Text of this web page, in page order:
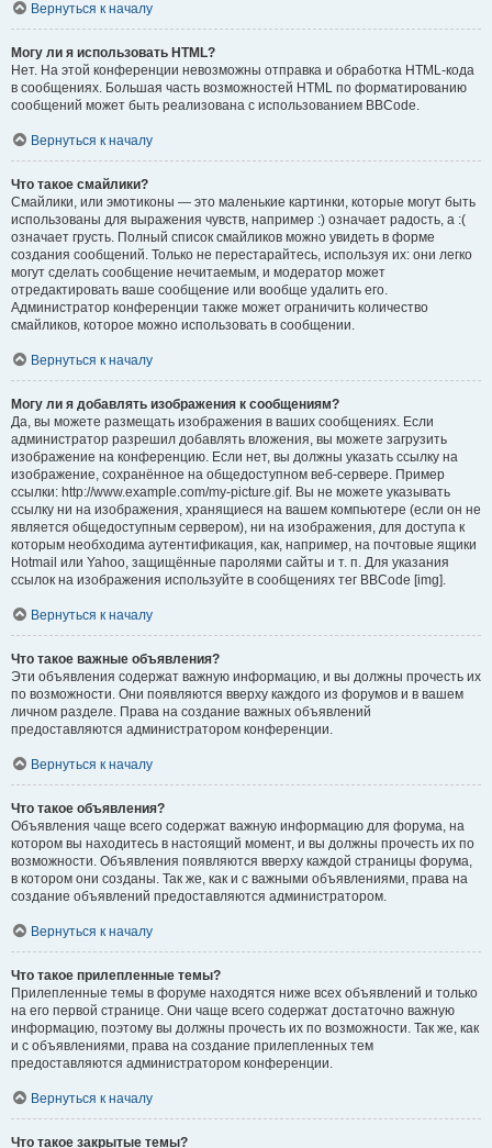
Вернуться к началу
Могу ли я использовать HTML?
Нет. На этой конференции невозможны отправка и обработка HTML-кода
в сообщениях. Большая часть возможностей HTML по форматированию
сообщений может быть реализована с использованием BBCode.
Вернуться к началу
Что такое смайлики?
Смайлики, или эмотиконы — это маленькие картинки, которые могут быть
использованы для выражения чувств, например :) означает радость, а :(
означает грусть. Полный список смайликов можно увидеть в форме
создания сообщений. Только не перестарайтесь, используя их: они легко
могут сделать сообщение нечитаемым, и модератор может
отредактировать ваше сообщение или вообще удалить его.
Администратор конференции также может ограничить количество
смайликов, которое можно использовать в сообщении.
Вернуться к началу
Могу ли я добавлять изображения к сообщениям?
Да, вы можете размещать изображения в ваших сообщениях. Если
администратор разрешил добавлять вложения, вы можете загрузить
изображение на конференцию. Если нет, вы должны указать ссылку на
изображение, сохранённое на общедоступном веб-сервере. Пример
ссылки: http://www.example.com/my-picture.gif. Вы не можете указывать
ссылку ни на изображения, хранящиеся на вашем компьютере (если он не
является общедоступным сервером), ни на изображения, для доступа к
которым необходима аутентификация, как, например, на почтовые ящики
Hotmail или Yahoo, защищённые паролями сайты и т. п. Для указания
ссылок на изображения используйте в сообщениях тег BBCode [img].
Вернуться к началу
Что такое важные объявления?
Эти объявления содержат важную информацию, и вы должны прочесть их
по возможности. Они появляются вверху каждого из форумов и в вашем
личном разделе. Права на создание важных объявлений
предоставляются администратором конференции.
Вернуться к началу
Что такое объявления?
Объявления чаще всего содержат важную информацию для форума, на
котором вы находитесь в настоящий момент, и вы должны прочесть их по
возможности. Объявления появляются вверху каждой страницы форума,
в котором они созданы. Так же, как и с важными объявлениями, права на
создание объявлений предоставляются администратором.
Вернуться к началу
Что такое прилепленные темы?
Прилепленные темы в форуме находятся ниже всех объявлений и только
на его первой странице. Они чаще всего содержат достаточно важную
информацию, поэтому вы должны прочесть их по возможности. Так же, как
и с объявлениями, права на создание прилепленных тем
предоставляются администратором конференции.
Вернуться к началу
Что такое закрытые темы?